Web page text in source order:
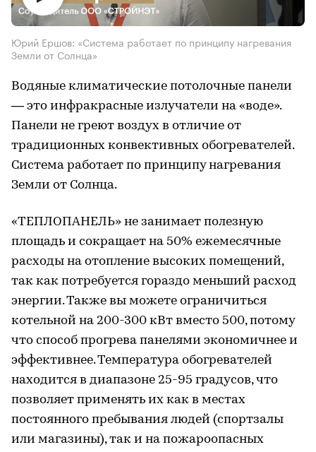
Юрий Ершов: «Система работает по принципу нагревания
Земли от Солнца»
Водяные климатические потолочные панели
— это инфракрасные излучатели на «воде».
Панели не греют воздух в отличие от
традиционных конвективных обогревателей.
Система работает по принципу нагревания
Земли от Солнца.
«ТЕПЛОПАНЕЛЬ» не занимает полезную
площадь и сокращает на 50% ежемесячные
расходы на отопление высоких помещений,
так как потребуется гораздо меньший расход
энергии. Также вы можете ограничиться
котельной на 200-300 кВт вместо 500, потому
что способ прогрева панелями экономичнее и
эффективнее. Температура обогревателей
находится в диапазоне 25-95 градусов, что
позволяет применять их как в местах
постоянного пребывания людей (спортзалы
или магазины), так и на пожароопасных